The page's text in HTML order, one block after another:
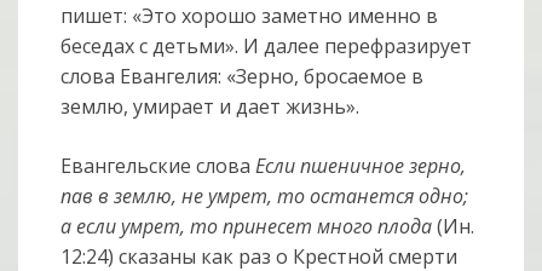
пишет: «Это хорошо заметно именно в
беседах с детьми». И далее перефразирует
слова Евангелия: «Зерно, бросаемое в
землю, умирает и дает жизнь».
Евангельские словаEсли пшеничное зерно,
пав в землю, не умрет, то останется одно;
а если умрет, то принесет много плода(Ин.
12:24) сказаны как раз о Крестной смерти